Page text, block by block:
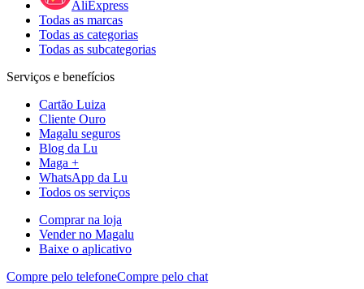
AliExpress
Todas as marcas
Todas as categorias
Todas as subcategorias
Serviços e benefícios
Cartão Luiza
Cliente Ouro
Magalu seguros
Blog da Lu
Maga +
WhatsApp da Lu
Todos os serviços
Comprar na loja
Vender no Magalu
Baixe o aplicativo
Compre pelo telefoneCompre pelo chat